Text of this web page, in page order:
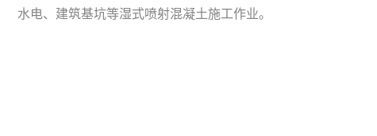
水电、建筑基坑等湿式喷射混凝土施工作业。